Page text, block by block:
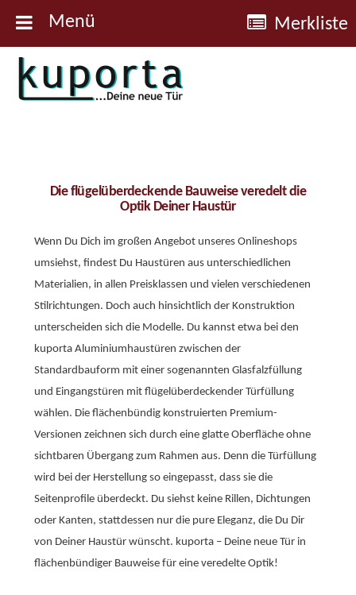
Kuporta
Die flügelüberdeckende Bauweise veredelt die
Optik Deiner Haustür
Wenn Du Dich im großen Angebot unseres Onlineshops
umsiehst, findest Du Haustüren aus unterschiedlichen
Materialien, in allen Preisklassen und vielen verschiedenen
Stilrichtungen. Doch auch hinsichtlich der Konstruktion
unterscheiden sich die Modelle. Du kannst etwa bei den
kuporta Aluminiumhaustüren zwischen der
Standardbauform mit einer sogenannten Glasfalzfüllung
und Eingangstüren mit flügelüberdeckender Türfüllung
wählen. Die flächenbündig konstruierten Premium-
Versionen zeichnen sich durch eine glatte Oberfläche ohne
sichtbaren Übergang zum Rahmen aus. Denn die Türfüllung
wird bei der Herstellung so eingepasst, dass sie die
Seitenprofile überdeckt. Du siehst keine Rillen, Dichtungen
oder Kanten, stattdessen nur die pure Eleganz, die Du Dir
von Deiner Haustür wünscht. kuporta – Deine neue Tür in
flächenbündiger Bauweise für eine veredelte Optik!
Menü Merkliste